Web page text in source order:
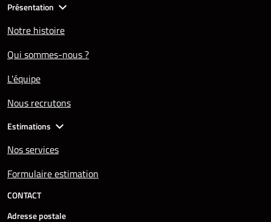
Présentation
Notre histoire
Qui sommes-nous ?
L'équipe
Nous recrutons
Estimations
Nos services
Formulaire estimation
CONTACT
Adresse postale